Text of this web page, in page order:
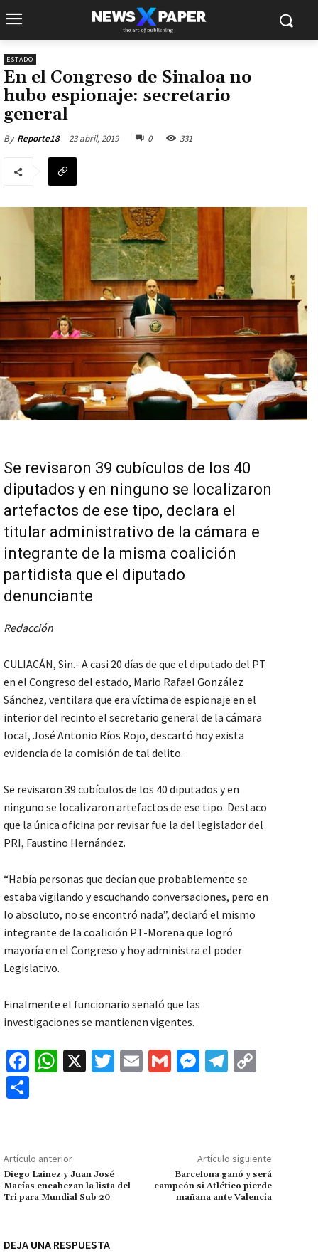
ESTADO
En el Congreso de Sinaloa no
hubo espionaje: secretario
general
By Reporte18 23 abril, 2019 0 331
Se revisaron 39 cubículos de los 40
diputados y en ninguno se localizaron
artefactos de ese tipo, declara el
titular administrativo de la cámara e
integrante de la misma coalición
partidista que el diputado
denunciante
Redacción
CULIACÁN, Sin.- A casi 20 días de que el diputado del PT
en el Congreso del estado, Mario Rafael González
Sánchez, ventilara que era víctima de espionaje en el
interior del recinto el secretario general de la cámara
local, José Antonio Ríos Rojo, descartó hoy exista
evidencia de la comisión de tal delito.
Se revisaron 39 cubículos de los 40 diputados y en
ninguno se localizaron artefactos de ese tipo. Destaco
que la única oficina por revisar fue la del legislador del
PRI, Faustino Hernández.
“Había personas que decían que probablemente se
estaba vigilando y escuchando conversaciones, pero en
lo absoluto, no se encontró nada”, declaró el mismo
integrante de la coalición PT-Morena que logró
mayoría en el Congreso y hoy administra el poder
Legislativo.
Finalmente el funcionario señaló que las
investigaciones se mantienen vigentes.
Fa
o
k
W
p
p
X
T
E
G
M
ge
r
Te
m Li
n
k
p
ar
tir
Artículo anterior
Diego Lainez y Juan José
Macías encabezan la lista del
Tri para Mundial Sub 20
Artículo siguiente
Barcelona ganó y será
campeón si Atlético pierde
mañana ante Valencia
DEJA UNA RESPUESTA